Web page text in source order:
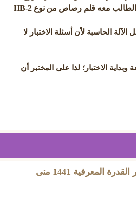
أقلام الرصاص في قاعة الاختبار، ويفضل أن يـحضر الطالب معه قلم رصاص من نوع HB-2
الحاسبة لأن أسئلة الاختبار لا
دخول القاعة وبداية الاختبار؛ لذا على المختبر أن
متى تطلع نتائج القدرة المعرفية 1441 ؟ نتيجة اختبار القدرة المعرفية 1441 متى